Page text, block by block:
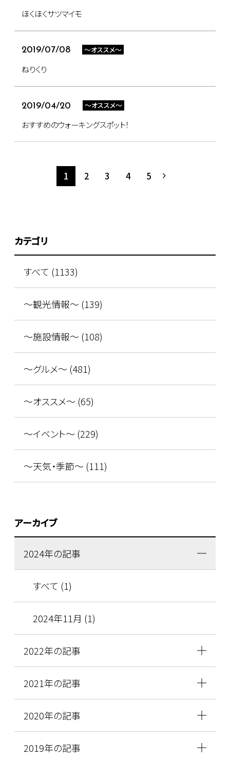
ほくほくサツマイモ
2019/07/08 ～オススメ～
ねりくり
2019/04/20 ～オススメ～
おすすめのウォーキングスポット！
1 2 3 4 5
カテゴリ
すべて (1133)
～観光情報～ (139)
～施設情報～ (108)
～グルメ～ (481)
～オススメ～ (65)
～イベント～ (229)
～天気・季節～ (111)
アーカイブ
2024年の記事
すべて (1)
2024年11月 (1)
2022年の記事
2021年の記事
2020年の記事
2019年の記事